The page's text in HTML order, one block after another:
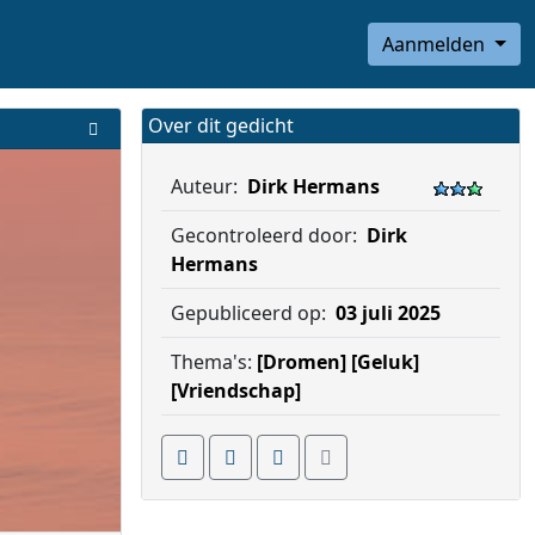
Aanmelden
Over dit gedicht
Auteur: Dirk Hermans
Gecontroleerd door: Dirk
Hermans
Gepubliceerd op: 03 juli 2025
Thema's: [Dromen] [Geluk]
[Vriendschap]